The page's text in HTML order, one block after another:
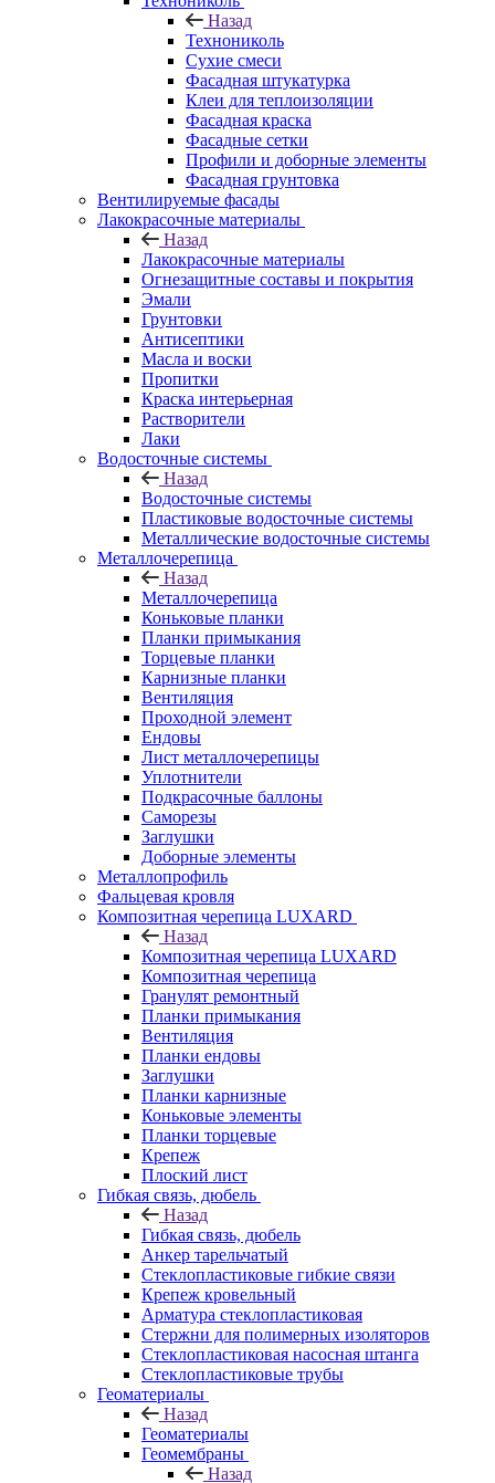
Назад
Технониколь
Сухие смеси
Фасадная штукатурка
Клеи для теплоизоляции
Фасадная краска
Фасадные сетки
Профили и доборные элементы
Фасадная грунтовка
Вентилируемые фасады
Лакокрасочные материалы
Назад
Лакокрасочные материалы
Огнезащитные составы и покрытия
Эмали
Грунтовки
Антисептики
Масла и воски
Пропитки
Краска интерьерная
Растворители
Лаки
Водосточные системы
Назад
Водосточные системы
Пластиковые водосточные системы
Металлические водосточные системы
Металлочерепица
Назад
Металлочерепица
Коньковые планки
Планки примыкания
Торцевые планки
Карнизные планки
Вентиляция
Проходной элемент
Ендовы
Лист металлочерепицы
Уплотнители
Подкрасочные баллоны
Саморезы
Заглушки
Доборные элементы
Металлопрофиль
Фальцевая кровля
Композитная черепица LUXARD
Назад
Композитная черепица LUXARD
Композитная черепица
Гранулят ремонтный
Планки примыкания
Вентиляция
Планки ендовы
Заглушки
Планки карнизные
Коньковые элементы
Планки торцевые
Крепеж
Плоский лист
Гибкая связь, дюбель
Назад
Гибкая связь, дюбель
Анкер тарельчатый
Стеклопластиковые гибкие связи
Крепеж кровельный
Арматура стеклопластиковая
Стержни для полимерных изоляторов
Стеклопластиковая насосная штанга
Стеклопластиковые трубы
Геоматериалы
Назад
Геоматериалы
Геомембраны
Назад